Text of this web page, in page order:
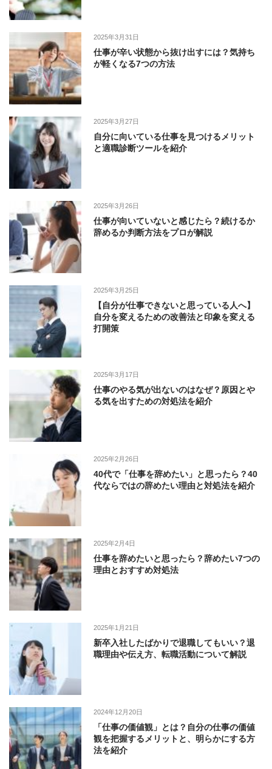
2025年3月31日
仕事が辛い状態から抜け出すには？気持ち
が軽くなる7つの方法
2025年3月27日
自分に向いている仕事を見つけるメリット
と適職診断ツールを紹介
2025年3月26日
仕事が向いていないと感じたら？続けるか
辞めるか判断方法をプロが解説
2025年3月25日
【自分が仕事できないと思っている人へ】
自分を変えるための改善法と印象を変える
打開策
2025年3月17日
仕事のやる気が出ないのはなぜ？原因とや
る気を出すための対処法を紹介
2025年2月26日
40代で「仕事を辞めたい」と思ったら？40
代ならではの辞めたい理由と対処法を紹介
2025年2月4日
仕事を辞めたいと思ったら？辞めたい7つの
理由とおすすめ対処法
2025年1月21日
新卒入社したばかりで退職してもいい？退
職理由や伝え方、転職活動について解説
2024年12月20日
「仕事の価値観」とは？自分の仕事の価値
観を把握するメリットと、明らかにする方
法を紹介